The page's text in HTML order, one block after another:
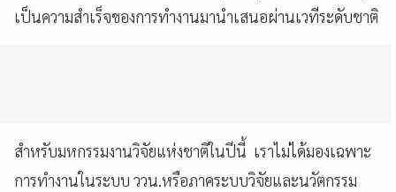
เป็นความสำเร็จของการทำงานมานำเสนอผ่านเวทีระดับชาติ
สำหรับมหกรรมงานวิจัยแห่งชาติในปีนี้ เราไม่ได้มองเฉพาะ
การทำงานในระบบ ววน.หรือภาคระบบวิจัยและนวัตกรรม